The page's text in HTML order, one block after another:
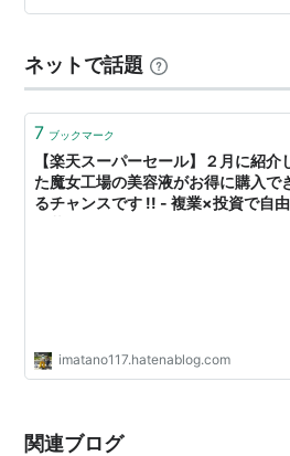
ブン トナー ◎ 肌の土台を整える
透。次に使用するセラムの効果を
ネットで話題
7 ブックマーク
【楽天スーパーセール】２月に紹介
た魔女工場の美容液がお得に購入で
るチャンスです !! - 複業×投資で自由
imatano117.hatenablog.com
関連ブログ